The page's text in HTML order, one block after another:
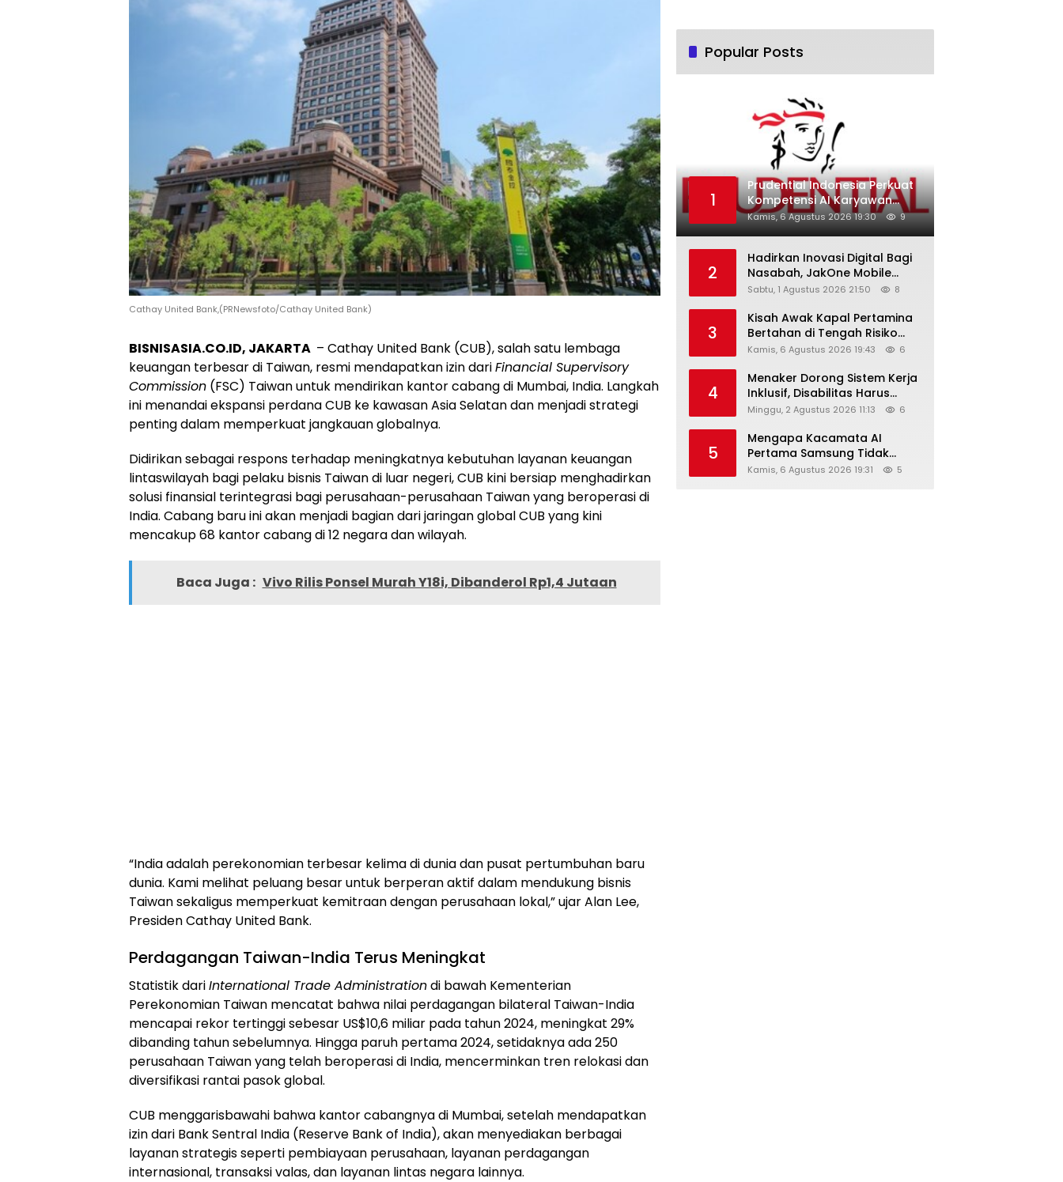
Cathay United Bank,(PRNewsfoto/Cathay United Bank)
BISNISASIA.CO.ID, JAKARTA – Cathay United Bank (CUB), salah satu lembaga
keuangan terbesar di Taiwan, resmi mendapatkan izin dariFinancial Supervisory
Commission (FSC) Taiwan untuk mendirikan kantor cabang di Mumbai, India. Langkah
ini menandai ekspansi perdana CUB ke kawasan Asia Selatan dan menjadi strategi
penting dalam memperkuat jangkauan globalnya.
Didirikan sebagai respons terhadap meningkatnya kebutuhan layanan keuangan
lintaswilayah bagi pelaku bisnis Taiwan di luar negeri, CUB kini bersiap menghadirkan
solusi finansial terintegrasi bagi perusahaan-perusahaan Taiwan yang beroperasi di
India. Cabang baru ini akan menjadi bagian dari jaringan global CUB yang kini
mencakup 68 kantor cabang di 12 negara dan wilayah.
Baca Juga : Vivo Rilis Ponsel Murah Y18i, Dibanderol Rp1,4 Jutaan
“India adalah perekonomian terbesar kelima di dunia dan pusat pertumbuhan baru
dunia. Kami melihat peluang besar untuk berperan aktif dalam mendukung bisnis
Taiwan sekaligus memperkuat kemitraan dengan perusahaan lokal,” ujar Alan Lee,
Presiden Cathay United Bank.
Perdagangan Taiwan-India Terus Meningkat
Statistik dariInternational Trade Administrationdi bawah Kementerian
Perekonomian Taiwan mencatat bahwa nilai perdagangan bilateral Taiwan-India
mencapai rekor tertinggi sebesar US$10,6 miliar pada tahun 2024, meningkat 29%
dibanding tahun sebelumnya. Hingga paruh pertama 2024, setidaknya ada 250
perusahaan Taiwan yang telah beroperasi di India, mencerminkan tren relokasi dan
diversifikasi rantai pasok global.
CUB menggarisbawahi bahwa kantor cabangnya di Mumbai, setelah mendapatkan
izin dari Bank Sentral India (Reserve Bank of India), akan menyediakan berbagai
layanan strategis seperti pembiayaan perusahaan, layanan perdagangan
internasional, transaksi valas, dan layanan lintas negara lainnya.
Popular Posts
1
Prudential Indonesia Perkuat
Kompetensi AI Karyawan
Lewat AI Week
Kamis, 6 Agustus 2026 19:30 9
2
Hadirkan Inovasi Digital Bagi
Nasabah, JakOne Mobile
Antar Bank Jakarta Sukses
Awards 2026
Sabtu, 1 Agustus 2026 21:50 8
3
Kisah Awak Kapal Pertamina
Bertahan di Tengah Risiko
Pelayaran Selat Hormuz
Kamis, 6 Agustus 2026 19:43 6
4
Menaker Dorong Sistem Kerja
Inklusif, Disabilitas Harus
Dapat Kesempatan Setara
Minggu, 2 Agustus 2026 11:13 6
5
Mengapa Kacamata AI
Pertama Samsung Tidak
Dibekali Layar?
Kamis, 6 Agustus 2026 19:31 5